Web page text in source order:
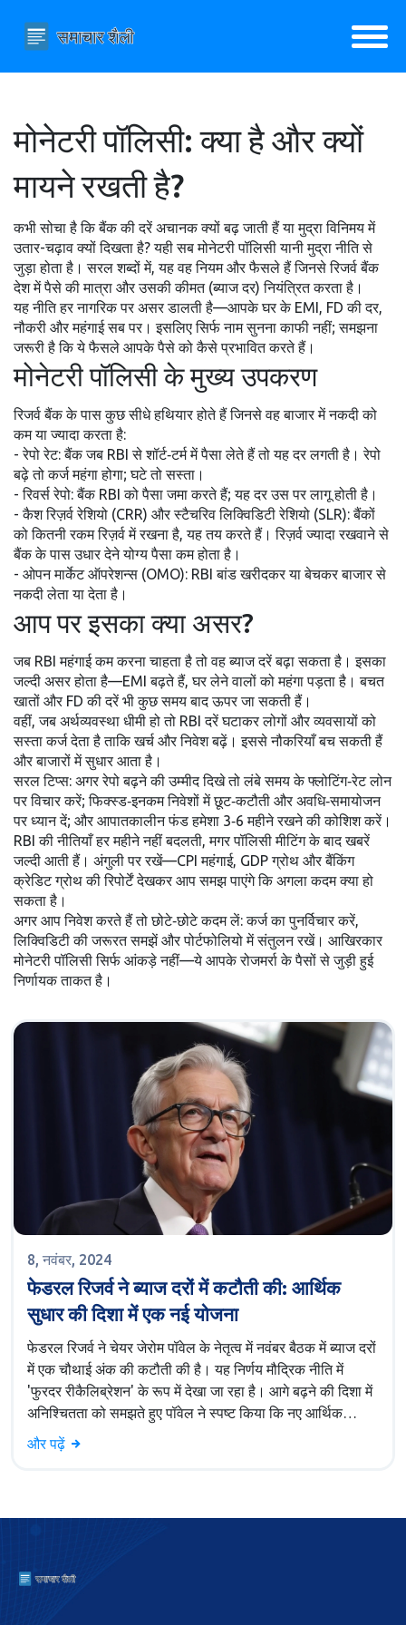
मोनेटरी पॉलिसी: क्या है और क्यों
मायने रखती है?
कभी सोचा है कि बैंक की दरें अचानक क्यों बढ़ जाती हैं या मुद्रा विनिमय में
उतार-चढ़ाव क्यों दिखता है? यही सब मोनेटरी पॉलिसी यानी मुद्रा नीति से
जुड़ा होता है। सरल शब्दों में, यह वह नियम और फैसले हैं जिनसे रिजर्व बैंक
देश में पैसे की मात्रा और उसकी कीमत (ब्याज दर) नियंत्रित करता है।
यह नीति हर नागरिक पर असर डालती है—आपके घर के EMI, FD की दर,
नौकरी और महंगाई सब पर। इसलिए सिर्फ नाम सुनना काफी नहीं; समझना
जरूरी है कि ये फैसले आपके पैसे को कैसे प्रभावित करते हैं।
मोनेटरी पॉलिसी के मुख्य उपकरण
रिजर्व बैंक के पास कुछ सीधे हथियार होते हैं जिनसे वह बाजार में नकदी को
कम या ज्यादा करता है:
- रेपो रेट: बैंक जब RBI से शॉर्ट‑टर्म में पैसा लेते हैं तो यह दर लगती है। रेपो
बढ़े तो कर्ज महंगा होगा; घटे तो सस्ता।
- रिवर्स रेपो: बैंक RBI को पैसा जमा करते हैं; यह दर उस पर लागू होती है।
- कैश रिज़र्व रेशियो (CRR) और स्टैचरिव लिक्विडिटी रेशियो (SLR): बैंकों
को कितनी रकम रिज़र्व में रखना है, यह तय करते हैं। रिज़र्व ज्यादा रखवाने से
बैंक के पास उधार देने योग्य पैसा कम होता है।
- ओपन मार्केट ऑपरेशन्स (OMO): RBI बांड खरीदकर या बेचकर बाजार से
नकदी लेता या देता है।
आप पर इसका क्या असर?
जब RBI महंगाई कम करना चाहता है तो वह ब्याज दरें बढ़ा सकता है। इसका
जल्दी असर होता है—EMI बढ़ते हैं, घर लेने वालों को महंगा पड़ता है। बचत
खातों और FD की दरें भी कुछ समय बाद ऊपर जा सकती हैं।
वहीं, जब अर्थव्यवस्था धीमी हो तो RBI दरें घटाकर लोगों और व्यवसायों को
सस्ता कर्ज देता है ताकि खर्च और निवेश बढ़ें। इससे नौकरियाँ बच सकती हैं
और बाजारों में सुधार आता है।
सरल टिप्स: अगर रेपो बढ़ने की उम्मीद दिखे तो लंबे समय के फ्लोटिंग‑रेट लोन
पर विचार करें; फिक्स्ड‑इनकम निवेशों में छूट‑कटौती और अवधि‑समायोजन
पर ध्यान दें; और आपातकालीन फंड हमेशा 3‑6 महीने रखने की कोशिश करें।
RBI की नीतियाँ हर महीने नहीं बदलती, मगर पॉलिसी मीटिंग के बाद खबरें
जल्दी आती हैं। अंगुली पर रखें—CPI महंगाई, GDP ग्रोथ और बैंकिंग
क्रेडिट ग्रोथ की रिपोर्टें देखकर आप समझ पाएंगे कि अगला कदम क्या हो
सकता है।
अगर आप निवेश करते हैं तो छोटे‑छोटे कदम लें: कर्ज का पुनर्विचार करें,
लिक्विडिटी की जरूरत समझें और पोर्टफोलियो में संतुलन रखें। आखिरकार
मोनेटरी पॉलिसी सिर्फ आंकड़े नहीं—ये आपके रोजमर्रा के पैसों से जुड़ी हुई
निर्णायक ताकत है।
8, नवंबर, 2024
फेडरल रिजर्व ने ब्याज दरों में कटौती की: आर्थिक
सुधार की दिशा में एक नई योजना
फेडरल रिजर्व ने चेयर जेरोम पॉवेल के नेतृत्व में नवंबर बैठक में ब्याज दरों
में एक चौथाई अंक की कटौती की है। यह निर्णय मौद्रिक नीति में
'फुरदर रीकैलिब्रेशन' के रूप में देखा जा रहा है। आगे बढ़ने की दिशा में
अनिश्चितता को समझते हुए पॉवेल ने स्पष्ट किया कि नए आर्थिक
परिस्थितियों के अनुसार आगे की नीति बनाई जाएगी। यह कदम वर्तमान
चुनौतियों का सामना करने में फेड का आर्थिक दिशा-निर्देशन दिखाता है।
और पढ़ें